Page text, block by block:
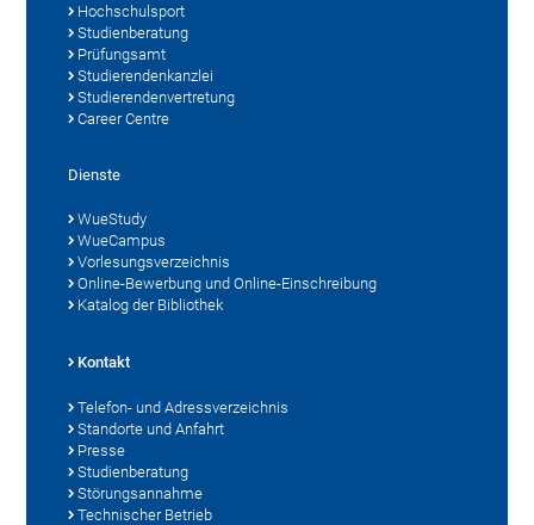
Hochschulsport
Studienberatung
Prüfungsamt
Studierendenkanzlei
Studierendenvertretung
Career Centre
Dienste
WueStudy
WueCampus
Vorlesungsverzeichnis
Online-Bewerbung und Online-Einschreibung
Katalog der Bibliothek
Kontakt
Telefon- und Adressverzeichnis
Standorte und Anfahrt
Presse
Studienberatung
Störungsannahme
Technischer Betrieb